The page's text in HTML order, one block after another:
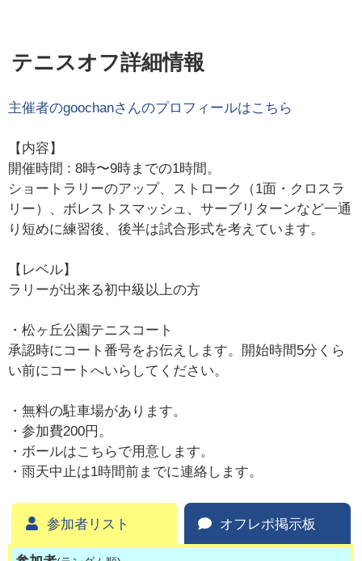
テニスオフ詳細情報
主催者のgoochanさんのプロフィールはこちら
【内容】
開催時間 : 8時〜9時までの1時間。
ショートラリーのアップ、ストローク（1面・クロスラ
リー）、ボレストスマッシュ、サーブリターンなど一通
り短めに練習後、後半は試合形式を考えています。
【レベル】
ラリーが出来る初中級以上の方
・松ヶ丘公園テニスコート
承認時にコート番号をお伝えします。開始時間5分くら
い前にコートへいらしてください。
・無料の駐車場があります。
・参加費200円。
・ボールはこちらで用意します。
・雨天中止は1時間前までに連絡します。
参加者リスト オフレポ掲示板